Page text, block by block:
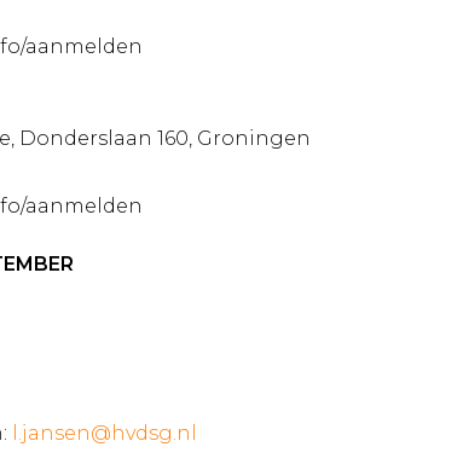
aanmelden
Donderslaan 160, Groningen
aanmelden
l.jansen@hvdsg.nl